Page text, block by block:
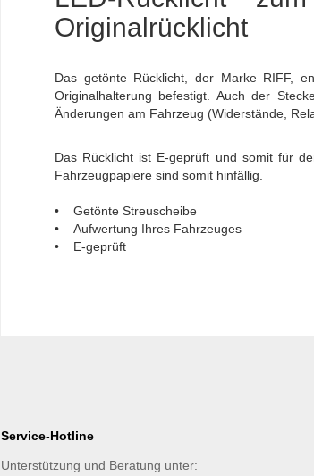
Originalrücklicht
Das getönte Rücklicht, der Marke RIFF,
Originalhalterung befestigt. Auch der
Änderungen am Fahrzeug (Widerstände,
Das Rücklicht ist E-geprüft und somit für
Fahrzeugpapiere sind somit hinfällig.
• Getönte Streuscheibe
• Aufwertung Ihres Fahrzeuges
• E-geprüft
Service-Hotline
Unterstützung und Beratung unter: